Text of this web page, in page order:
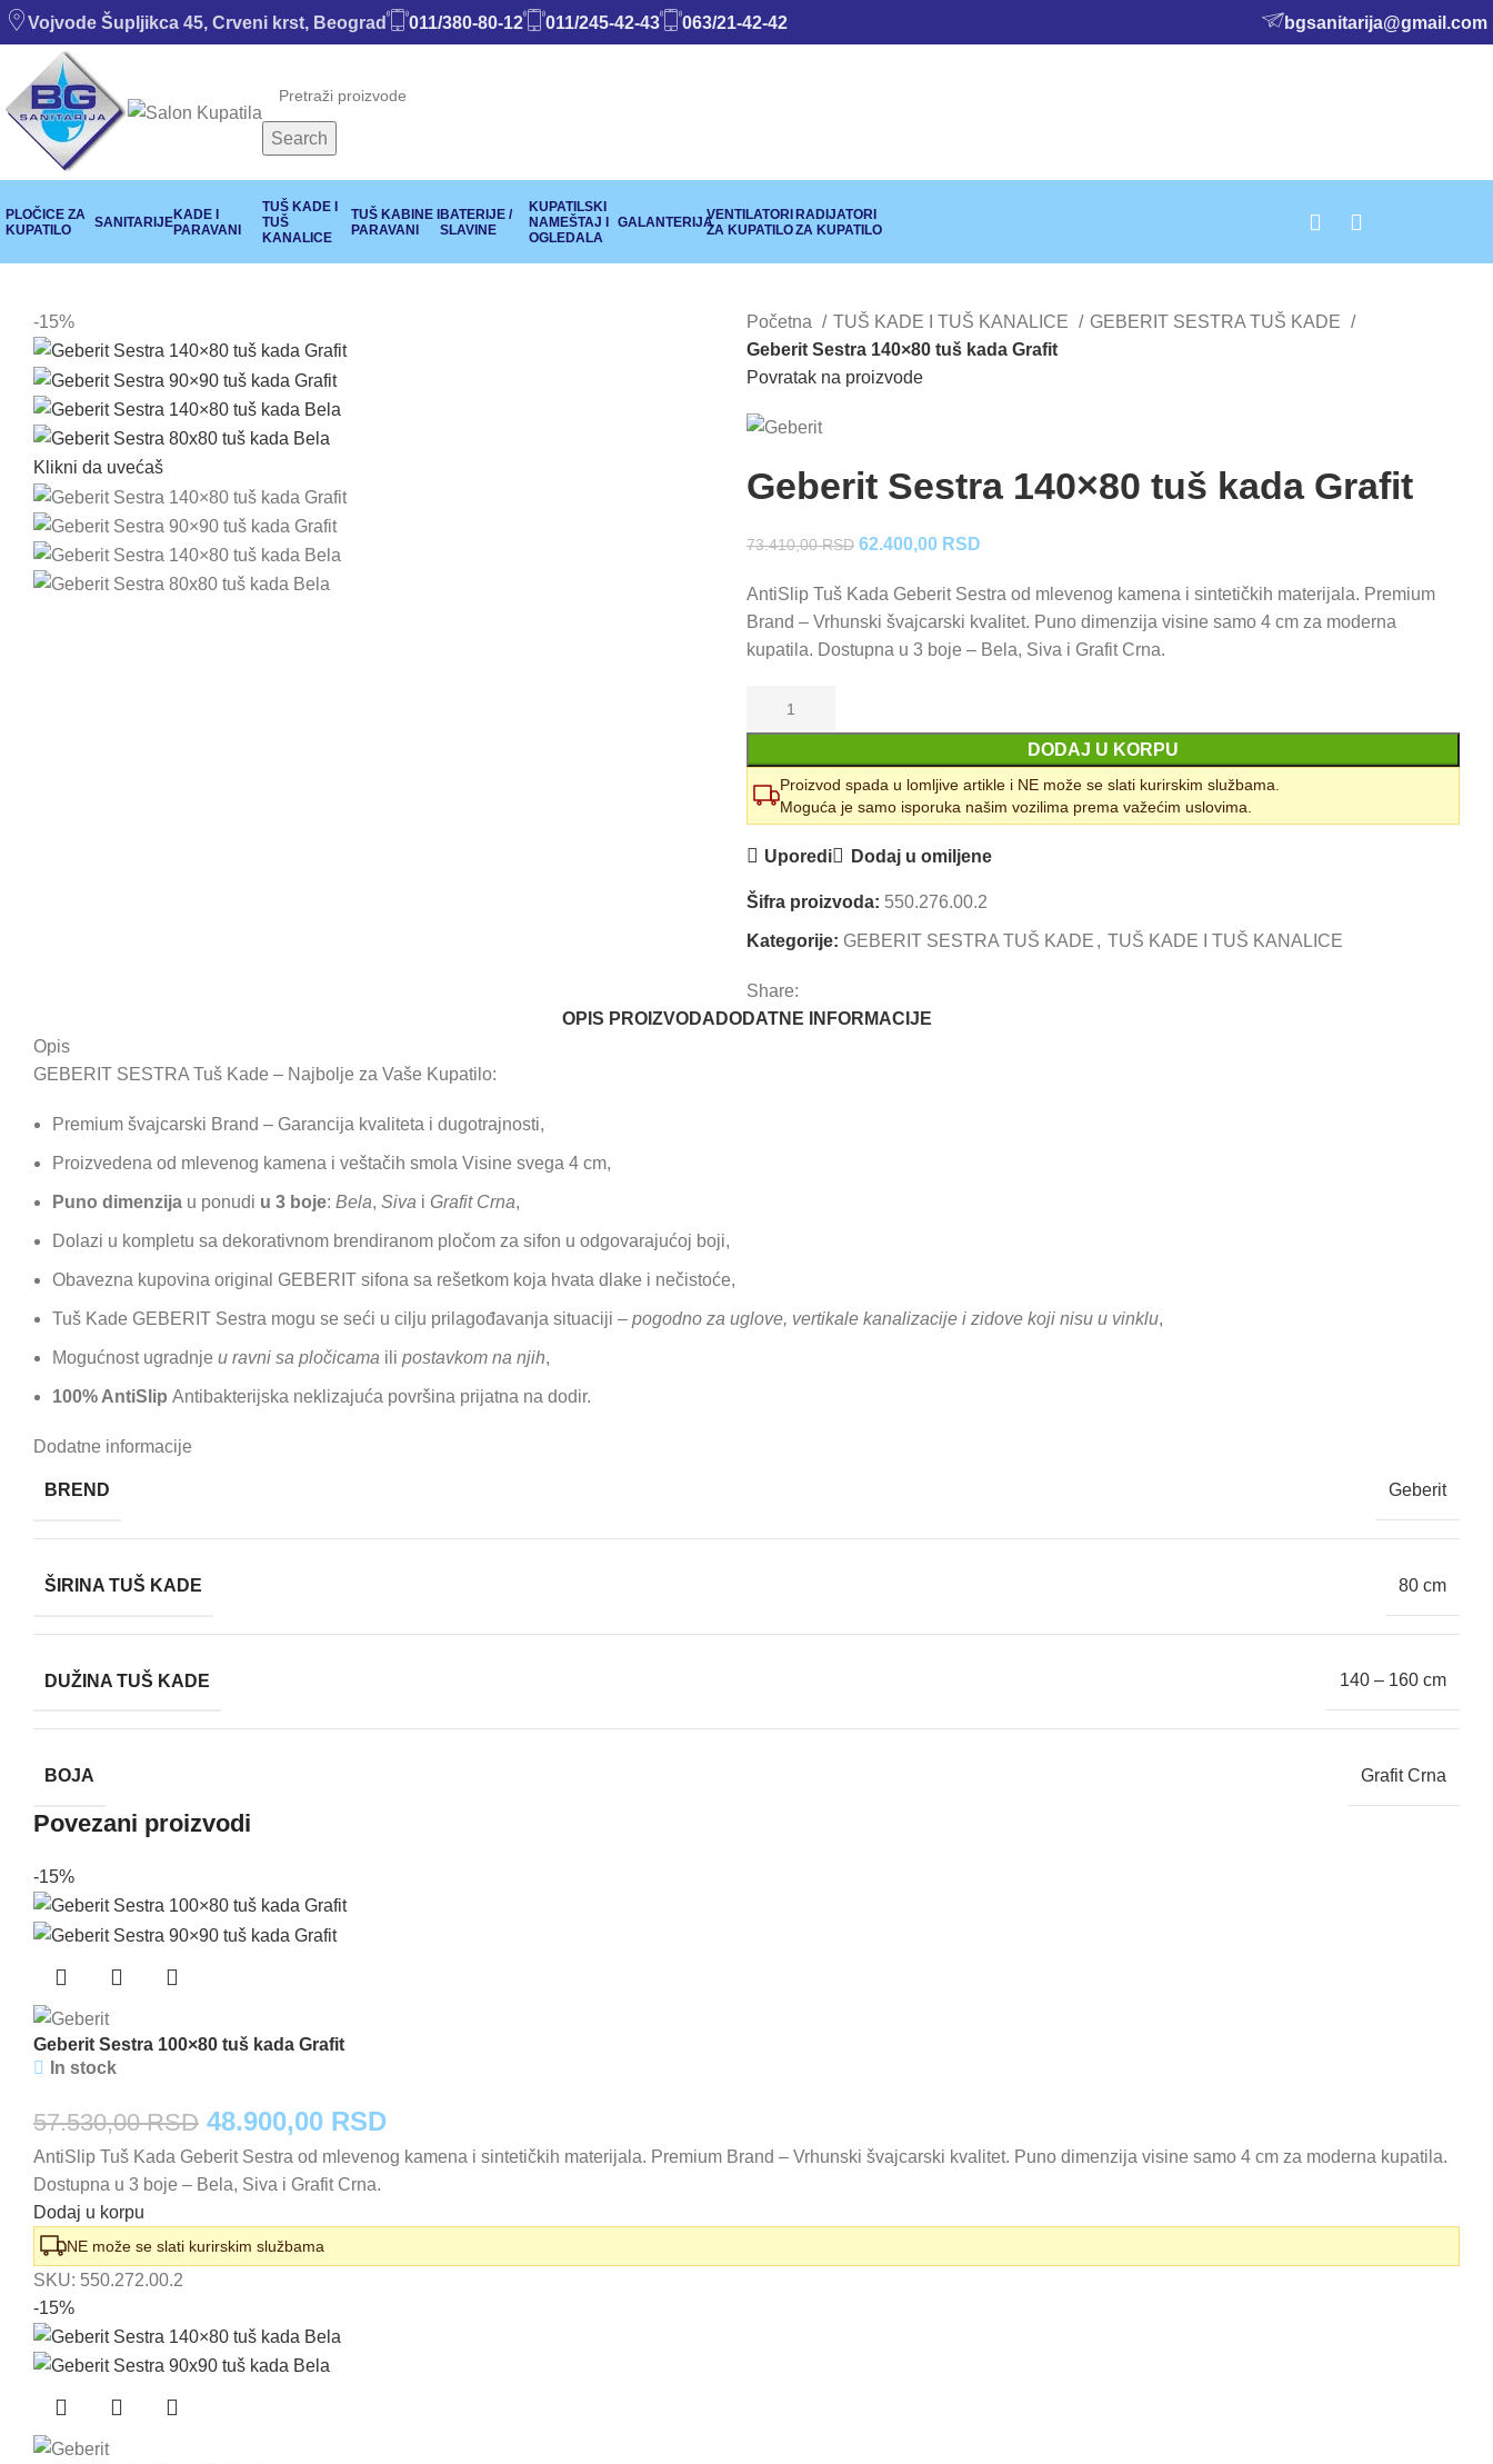
Vojvode Šupljikca 45, Crveni krst, Beograd 011/380-80-12 011/245-42-43 063/21-42-42 bgsanitarija@gmail.com
Search
PLOČICE ZA
KUPATILO
SANITARIJEKADE I
PARAVANI
TUŠ KADE I
TUŠ
KANALICE
TUŠ KABINE I
PARAVANI
BATERIJE /
SLAVINE
KUPATILSKI
NAMEŠTAJ I
OGLEDALA
GALANTERIJAVENTILATORI
ZA KUPATILO
RADIJATORI
ZA KUPATILO
-15%
Klikni da uvećaš
Početna TUŠ KADE I TUŠ KANALICE
GEBERIT SESTRA TUŠ KADE
Geberit Sestra 140×80 tuš kada Grafit
Povratak na proizvode
Geberit Sestra 140×80 tuš kada Grafit
73.410,00RSD Originalna
je
bila:
73.410,00 RSD.
62.400,00 RSD
je:
62.400,00 RSD.
AntiSlip Tuš Kada Geberit Sestra od mlevenog kamena i sintetičkih materijala. Premium
Brand – Vrhunski švajcarski kvalitet. Puno dimenzija visine samo 4 cm za moderna
kupatila. Dostupna u 3 boje – Bela, Siva i Grafit Crna.
DODAJ U KORPU
Proizvod spada u lomljive artikle i NE može se slati kurirskim službama.
Moguća je samo isporuka našim vozilima prema važećim uslovima.
Uporedi Dodaj u omiljene
Šifra proizvoda: 550.276.00.2
Kategorije: GEBERIT SESTRA TUŠ KADE , TUŠ KADE I TUŠ KANALICE
Share:
OPIS PROIZVODA DODATNE INFORMACIJE
Opis
GEBERIT SESTRA Tuš Kade – Najbolje za Vaše Kupatilo:
Premium švajcarski Brand – Garancija kvaliteta i dugotrajnosti,
Proizvedena od mlevenog kamena i veštačih smola Visine svega 4 cm,
Puno dimenzija u ponudi u 3 boje: Bela, Siva i Grafit Crna,
Dolazi u kompletu sa dekorativnom brendiranom pločom za sifon u odgovarajućoj boji,
Obavezna kupovina original GEBERIT sifona sa rešetkom koja hvata dlake i nečistoće,
Tuš Kade GEBERIT Sestra mogu se seći u cilju prilagođavanja situaciji – pogodno za uglove, vertikale kanalizacije i zidove koji nisu u vinklu,
Mogućnost ugradnje u ravni sa pločicama ili postavkom na njih,
100% AntiSlip Antibakterijska neklizajuća površina prijatna na dodir.
Dodatne informacije
BREND Geberit
ŠIRINA TUŠ KADE 80 cm
DUŽINA TUŠ KADE 140 – 160 cm
BOJA Grafit Crna
Povezani proizvodi
-15%
Geberit Sestra 100×80 tuš kada Grafit
In stock
57.530,00RSD Originalna
cena
bila:
48.900,00 RSDTrenutna
cena
AntiSlip Tuš Kada Geberit Sestra od mlevenog kamena i sintetičkih materijala. Premium Brand – Vrhunski švajcarski kvalitet. Puno dimenzija visine samo 4 cm za moderna kupatila.
Dostupna u 3 boje – Bela, Siva i Grafit Crna.
Dodaj u korpu
NE može se slati kurirskim službama
SKU: 550.272.00.2
-15%